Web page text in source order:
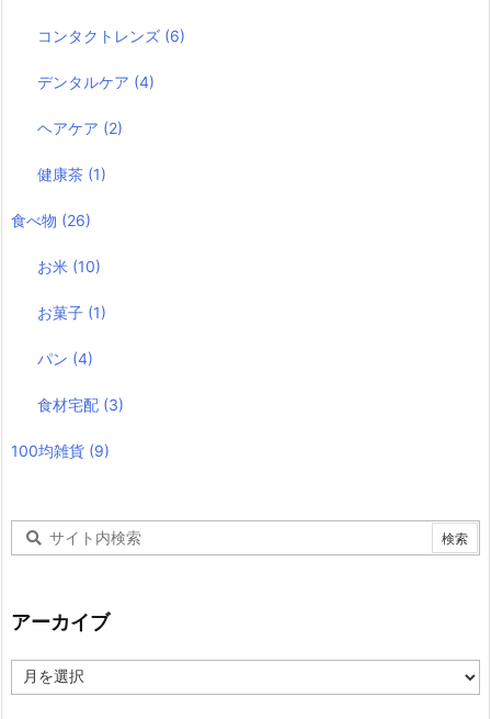
コンタクトレンズ (6)
デンタルケア (4)
ヘアケア (2)
健康茶 (1)
食べ物 (26)
お米 (10)
お菓子 (1)
パン (4)
食材宅配 (3)
100均雑貨 (9)
アーカイブ
ー